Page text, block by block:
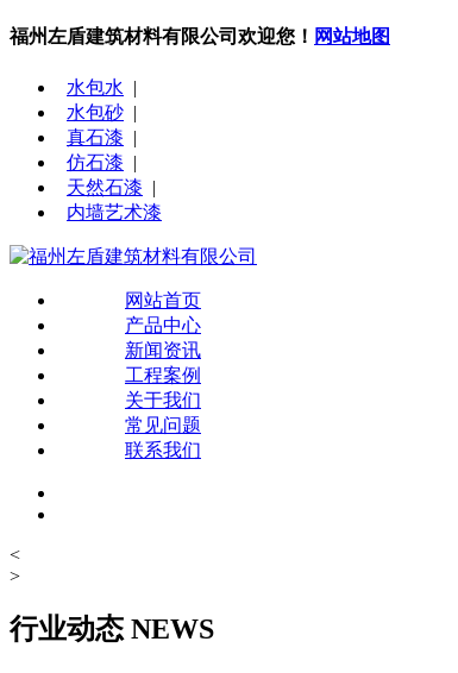
福州左盾建筑材料有限公司欢迎您！ 网站地图
水包水 |
水包砂 |
真石漆 |
仿石漆 |
天然石漆 |
内墙艺术漆
网站首页
产品中心
新闻资讯
工程案例
关于我们
常见问题
联系我们
<
>
行业动态 NEWS